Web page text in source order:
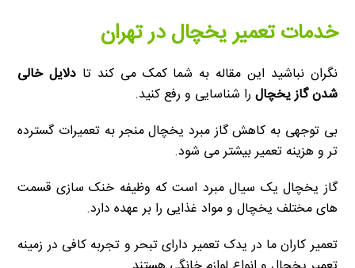
خدمات تعمیر یخچال در تهران
نگران نباشید این مقاله به شما کمک می کند تا دلایل خالی
شدن گاز یخچال را شناسایی و رفع کنید.
بی توجهی به کاهش گاز مبرد یخچال منجر به تعمیرات گسترده
تر و هزینه تعمیر بیشتر می شود.
گاز یخچال یک سیال مبرد است که وظیفه خنک سازی قسمت
های مختلف یخچال و مواد غذایی را بر عهده دارد.
تعمیر کاران ما در یدک تعمیر دارای تبحر و تجربه کافی در زمینه